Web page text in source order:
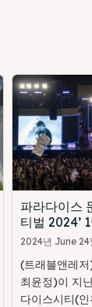
파라다이스
티벌 2024’
2024년 June 24
(트래블앤레
최윤정)이 지
다이스시티(